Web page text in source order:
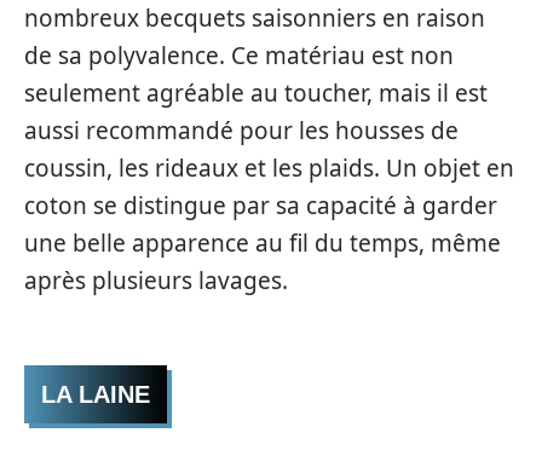
nombreux becquets saisonniers en raison
de sa polyvalence. Ce matériau est non
seulement agréable au toucher, mais il est
aussi recommandé pour les housses de
coussin, les rideaux et les plaids. Un objet en
coton se distingue par sa capacité à garder
une belle apparence au fil du temps, même
après plusieurs lavages.
LA LAINE